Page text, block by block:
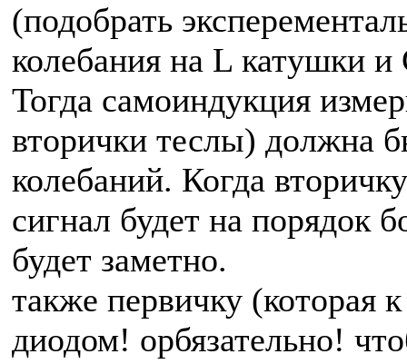
(подобрать
колебания на L катушки и
Тогда самоиндукция
вторички теслы) должна
колебаний. Когда
сигнал будет на порядок
будет заметно.
также первичку (которая
диодом! орбязательно!